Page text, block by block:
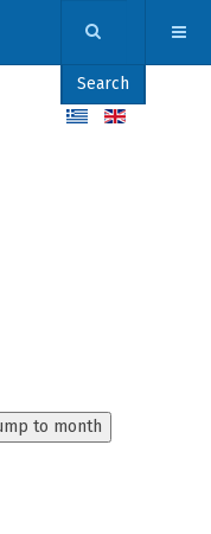
Search
to month